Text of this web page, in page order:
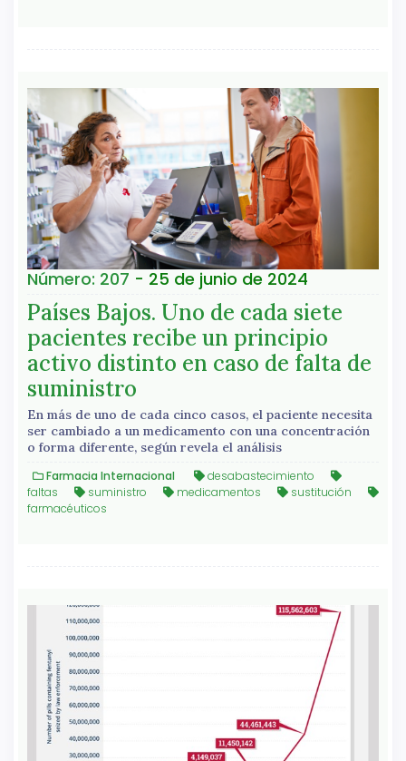
Número: 207 - 25 de junio de 2024
Países Bajos. Uno de cada siete
pacientes recibe un principio
activo distinto en caso de falta de
suministro
En más de uno de cada cinco casos, el paciente necesita
ser cambiado a un medicamento con una concentración
o forma diferente, según revela el análisis
Farmacia Internacional
desabastecimiento
faltas
suministro medicamentos
sustitución
farmacéuticos